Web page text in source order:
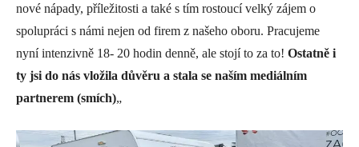
nové nápady, příležitosti a také s tím rostoucí velký zájem o
spolupráci s námi nejen od firem z našeho oboru. Pracujeme
nyní intenzivně 18- 20 hodin denně, ale stojí to za to! Ostatně i
ty jsi do nás vložila důvěru a stala se naším mediálním
partnerem (smích)„